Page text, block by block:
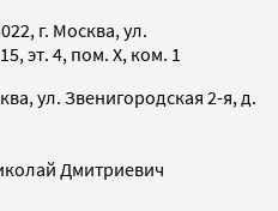
г. Москва, ул.
эт. 4, пом. X, ком. 1
ул. Звенигородская 2-я, д.
Дмитриевич